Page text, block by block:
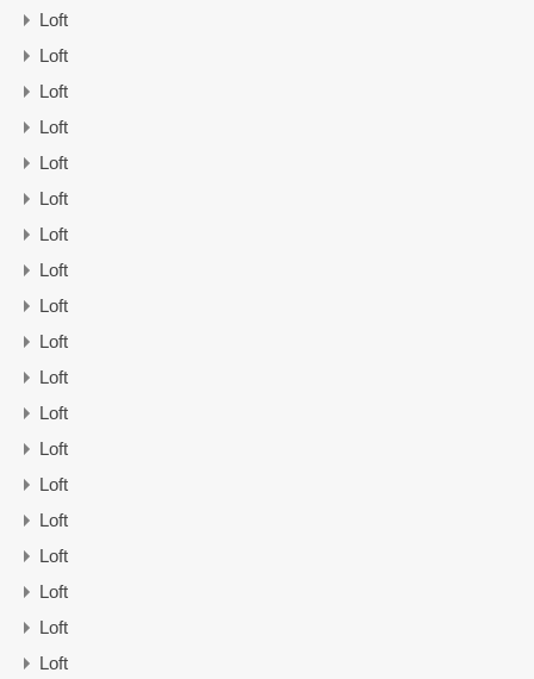
Loft
Loft
Loft
Loft
Loft
Loft
Loft
Loft
Loft
Loft
Loft
Loft
Loft
Loft
Loft
Loft
Loft
Loft
Loft